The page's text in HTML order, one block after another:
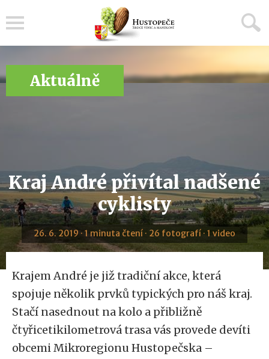
Aktuálně
Kraj André přivítal nadšené
cyklisty
26. 6. 2019 · 1 minuta čtení · 26 fotografí · 1 video
Krajem André je již tradiční akce, která
spojuje několik prvků typických pro náš kraj.
Stačí nasednout na kolo a přibližně
čtyřicetikilometrová trasa vás provede devíti
obcemi Mikroregionu Hustopečska –